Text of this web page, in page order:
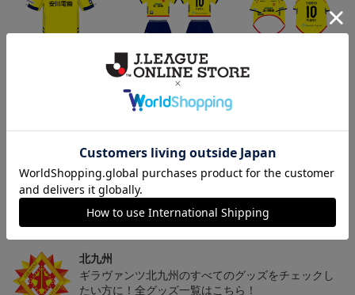
「2026/27シーズン 明治
[2026/27シーズン 明治安
田J3リーグ]ベビーユニフ
ォーム上下セット(FP1st
デザイン)
4,950円
[2026/27シーズン 明治安
北九州
ギラヴァンツ北九州のユニフォームを着て試合を応
援しよう！
北九州
ギラヴァンツ北九州のすべてのグッズをチェックし
たい方に！全グッズ一覧はこちら！